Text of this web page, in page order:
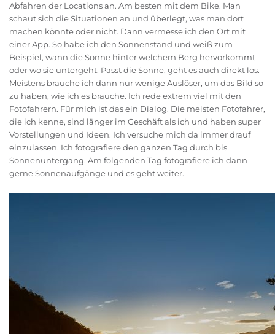
Abfahren der Locations an. Am besten mit dem Bike. Man
schaut sich die Situationen an und überlegt, was man dort
machen könnte oder nicht. Dann vermesse ich den Ort mit
einer App. So habe ich den Sonnenstand und weiß zum
Beispiel, wann die Sonne hinter welchem Berg hervorkommt
oder wo sie untergeht. Passt die Sonne, geht es auch direkt los.
Meistens brauche ich dann nur wenige Auslöser, um das Bild so
zu haben, wie ich es brauche. Ich rede extrem viel mit den
Fotofahrern. Für mich ist das ein Dialog. Die meisten Fotofahrer,
die ich kenne, sind länger im Geschäft als ich und haben super
Vorstellungen und Ideen. Ich versuche mich da immer drauf
einzulassen. Ich fotografiere den ganzen Tag durch bis
Sonnenuntergang. Am folgenden Tag fotografiere ich dann
gerne Sonnenaufgänge und es geht weiter.